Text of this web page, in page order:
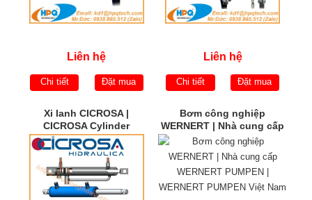
Liên hệ
Chi tiết Đặt mua
Liên hệ
Chi tiết Đặt mua
Xi lanh CICROSA |
CICROSA Cylinder
Bơm công nghiệp
WERNERT | Nhà cung cấp
WERNERT PUMPEN |
WERNERT PUMPEN Việt
Nam